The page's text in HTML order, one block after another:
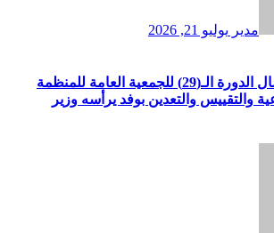
مدير يوليو 21, 2026
اليمن تشارك في أعمال الدورة الـ(29) للجمعية العامة للمنظمة
والتقييس والتعدين بوفد يرأسه وزير